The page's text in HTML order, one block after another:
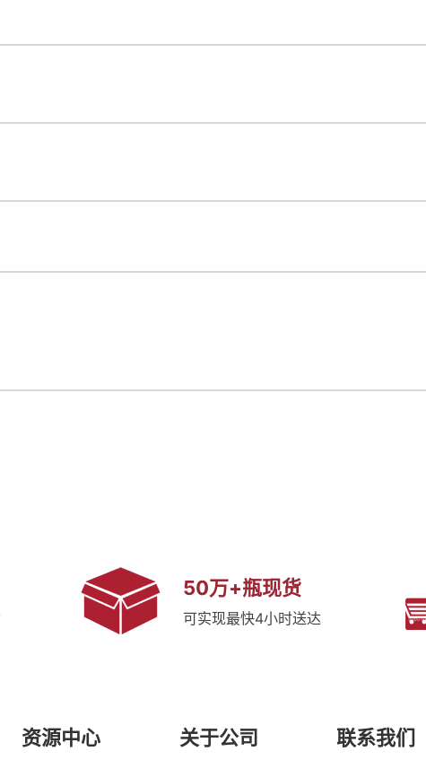
50万+瓶现货
可实现最快4小时送达
资源中心 关于公司 联系我们